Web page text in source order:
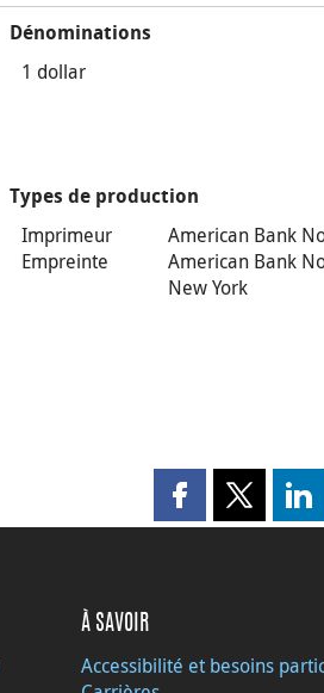
Dénominations
1 dollar
Types de production
Imprimeur
American Bank
Empreinte
American Bank
New York
Partager cette
Partager
À SAVOIR
Accessibilité et besoins